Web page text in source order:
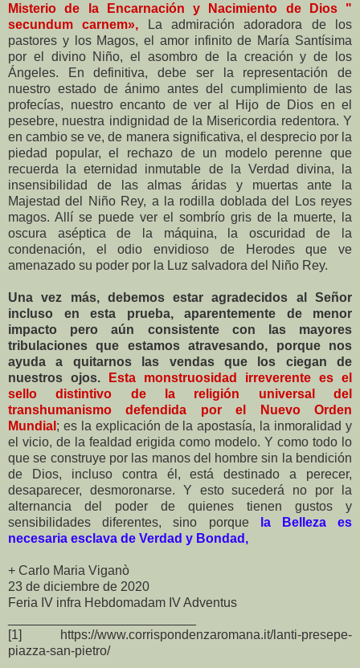
Misterio de la Encarnación y Nacimiento de Dios "
secundum carnem», La admiración adoradora de los
pastores y los Magos, el amor infinito de María Santísima
por el divino Niño, el asombro de la creación y de los
Ángeles. En definitiva, debe ser la representación de
nuestro estado de ánimo antes del cumplimiento de las
profecías, nuestro encanto de ver al Hijo de Dios en el
pesebre, nuestra indignidad de la Misericordia redentora. Y
en cambio se ve, de manera significativa, el desprecio por la
piedad popular, el rechazo de un modelo perenne que
recuerda la eternidad inmutable de la Verdad divina, la
insensibilidad de las almas áridas y muertas ante la
Majestad del Niño Rey, a la rodilla doblada del Los reyes
magos. Allí se puede ver el sombrío gris de la muerte, la
oscura aséptica de la máquina, la oscuridad de la
condenación, el odio envidioso de Herodes que ve
amenazado su poder por la Luz salvadora del Niño Rey.
Una vez más, debemos estar agradecidos al Señor
incluso en esta prueba, aparentemente de menor
impacto pero aún consistente con las mayores
tribulaciones que estamos atravesando, porque nos
ayuda a quitarnos las vendas que los ciegan de
nuestros ojos.
Esta monstruosidad irreverente es el
sello distintivo de la religión universal del
transhumanismo defendida por el Nuevo Orden
Mundial ; es la explicación de la apostasía, la inmoralidad y
el vicio, de la fealdad erigida como modelo. Y como todo lo
que se construye por las manos del hombre sin la bendición
de Dios, incluso contra él, está destinado a perecer,
desaparecer, desmoronarse. Y esto sucederá no por la
alternancia del poder de quienes tienen gustos y
sensibilidades diferentes, sino porque
la Belleza es
necesaria esclava de Verdad y Bondad,
+ Carlo Maria Viganò
23 de diciembre de 2020
Feria IV infra Hebdomadam IV Adventus
[1] https://www.corrispondenzaromana.it/lanti-presepe-
piazza-san-pietro/